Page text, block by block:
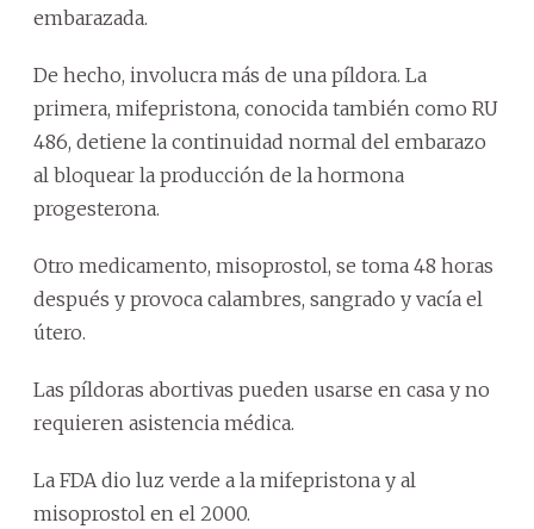
embarazada.
De hecho, involucra más de una píldora. La
primera, mifepristona, conocida también como RU
486, detiene la continuidad normal del embarazo
al bloquear la producción de la hormona
progesterona.
Otro medicamento, misoprostol, se toma 48 horas
después y provoca calambres, sangrado y vacía el
útero.
Las píldoras abortivas pueden usarse en casa y no
requieren asistencia médica.
La FDA dio luz verde a la mifepristona y al
misoprostol en el 2000.